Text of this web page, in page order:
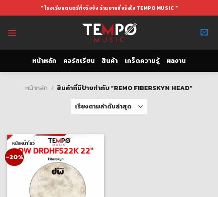
to
" โรงเรียนดนตรีที่จริงจัง ร้านขายที่จริงใจ TEMPO MUSIC "
หน้าหลัก คอร์สเรียน สินค้า เกร็ดความรู้ ผลงาน
หน้าหลัก / สินค้าที่มีป้ายกำกับ “REMO FIBERSKYN HEAD”
-20%